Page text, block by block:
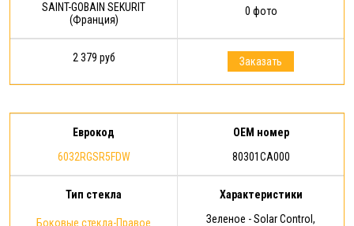
SAINT-GOBAIN SEKURIT
(Франция)
0 фото
2 379 руб Заказать
Еврокод
6032RGSR5FDW
OEM номер
80301CA000
Тип стекла
Боковые стекла-Правое
Характеристики
Зеленое - Solar Control,